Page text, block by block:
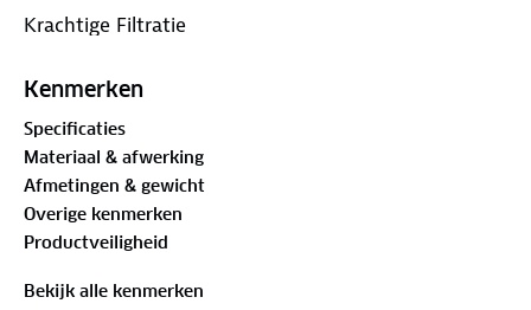
Krachtige Filtratie
De Lifestraw Go 2.0 Groen Waterfles met Filter - 1L
beschermt tegen bacteriën, parasieten,
microplastics, zand, vuil en troebelheid. Drink met
vertrouwen, zelfs bij luchthavenbadkamers, kranen
in het buitenland of benzinestations.
Verbeterde Smaak
Kenmerken
Specificaties
Materiaal & afwerking
Afmetingen & gewicht
Overige kenmerken
Productveiligheid
Bekijk alle kenmerken